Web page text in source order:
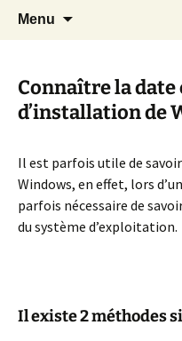
Christian Pc
Cours
Interventions
Menu
Connaître la date
d’installation de
Il est parfois utile de
Windows, en effet, lors
parfois nécessaire de
du système d’exploitation.
Il existe 2 méthodes